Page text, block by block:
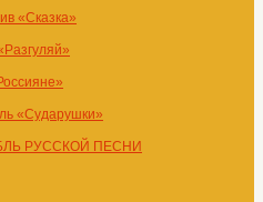
«Сказка»
«Сударушки»
РУССКОЙ ПЕСНИ